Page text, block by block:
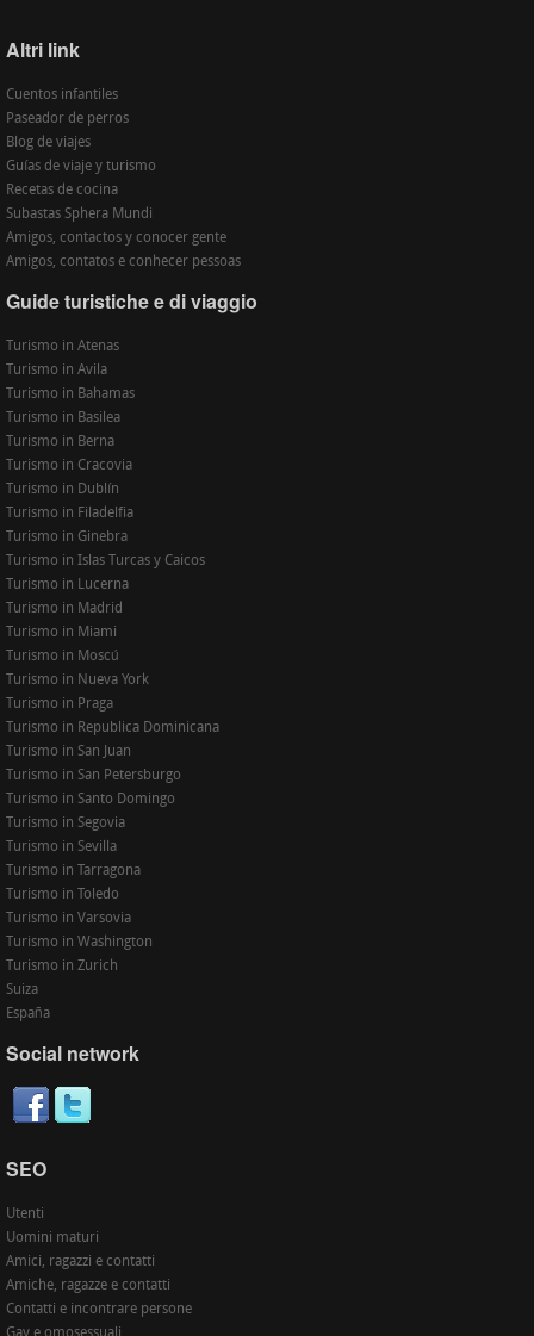
Altri link
Cuentos infantiles
Paseador de perros
Blog de viajes
Guías de viaje y turismo
Recetas de cocina
Subastas Sphera Mundi
Amigos, contactos y conocer gente
Amigos, contatos e conhecer pessoas
Guide turistiche e di viaggio
Turismo in Atenas
Turismo in Avila
Turismo in Bahamas
Turismo in Basilea
Turismo in Berna
Turismo in Cracovia
Turismo in Dublín
Turismo in Filadelfia
Turismo in Ginebra
Turismo in Islas Turcas y Caicos
Turismo in Lucerna
Turismo in Madrid
Turismo in Miami
Turismo in Moscú
Turismo in Nueva York
Turismo in Praga
Turismo in Republica Dominicana
Turismo in San Juan
Turismo in San Petersburgo
Turismo in Santo Domingo
Turismo in Segovia
Turismo in Sevilla
Turismo in Tarragona
Turismo in Toledo
Turismo in Varsovia
Turismo in Washington
Turismo in Zurich
Suiza
España
Social network
SEO
Utenti
Uomini maturi
Amici, ragazzi e contatti
Amiche, ragazze e contatti
Contatti e incontrare persone